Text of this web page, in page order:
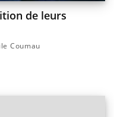
de leurs
Coumau